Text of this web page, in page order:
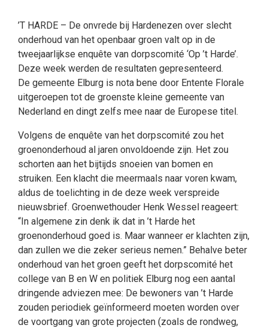
’T HARDE – De onvrede bij Hardenezen over slecht
onderhoud van het openbaar groen valt op in de
tweejaarlijkse enquête van dorpscomité ‘Op ’t Harde’.
Deze week werden de resultaten gepresenteerd.
De gemeente Elburg is nota bene door Entente Florale
uitgeroepen tot de groenste kleine gemeente van
Nederland en dingt zelfs mee naar de Europese titel.
Volgens de enquête van het dorpscomité zou het
groenonderhoud al jaren onvoldoende zijn. Het zou
schorten aan het bijtijds snoeien van bomen en
struiken. Een klacht die meermaals naar voren kwam,
aldus de toelichting in de deze week verspreide
nieuwsbrief. Groenwethouder Henk Wessel reageert:
“In algemene zin denk ik dat in ’t Harde het
groenonderhoud goed is. Maar wanneer er klachten zijn,
dan zullen we die zeker serieus nemen.” Behalve beter
onderhoud van het groen geeft het dorpscomité het
college van B en W en politiek Elburg nog een aantal
dringende adviezen mee: De bewoners van ’t Harde
zouden periodiek geïnformeerd moeten worden over
de voortgang van grote projecten (zoals de rondweg,